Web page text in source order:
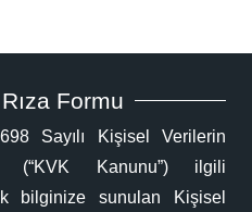
Formu
Sayılı Kişisel Verilerin
(“KVK Kanunu”) ilgili
bilginize sunulan Kişisel